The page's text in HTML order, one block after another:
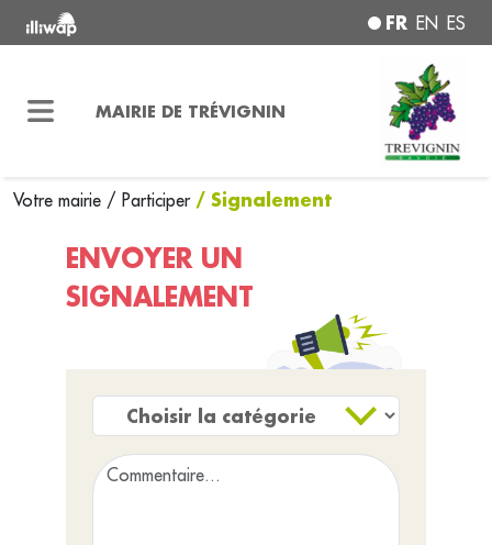
FR EN ES
MAIRIE DE TRÉVIGNIN
Votre mairie / Participer / Signalement
ENVOYER UN
SIGNALEMENT